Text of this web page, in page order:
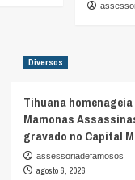
Diversos
Tihuana homenageia
Mamonas
gravado no Capital
assessoriadefamosos
agosto 6, 2026